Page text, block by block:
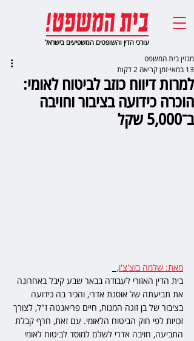
עורכי הדין והשופטים המשפיעים בישראל
למרות דיווח כוזב לביטוח לאומי:
הוכרה כידועה בציבור וחויבה
ב־5,000 שקל
מגזין בית המשפט
13 במאי
זמן קריאה 2 דקות
מאת: שלמה בוצ'צ'ו,
בית הדין האזורי לעבודה בבאר שבע קיבל באחרונה
את תביעתה של אוסנת אדרי, והכיר בה כידועה
בציבור של בן זוגה המנוח, חיים פריאנטה ז"ל, לצורך
זכויות לפי חוק הביטוח הלאומי. עם זאת, חרף קבלת
התביעה, חויבה אדרי לשלם למוסד לביטוח לאומי